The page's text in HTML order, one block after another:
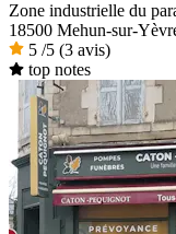
Zone industrielle du
18500 Mehun-sur-
5 /5 (3 avis)
top notes